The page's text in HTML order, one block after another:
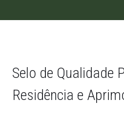
Selo de Qualidade
Residência e